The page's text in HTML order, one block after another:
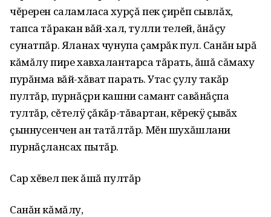
чĕререн саламласа хурçă пек çирĕп сывлăх,
тапса тăракан вăй-хал, тулли телей, ăнăçу
сунатпăр. Яланах чунупа çамрăк пул. Санăн ырă
кăмăлу пире хавхалантарса тăрать, ăшă сăмаху
пурăнма вăй-хăват парать. Утас çулу такăр
пултăр, пурнăçри кашни самант савăнăçпа
тултăр, сĕтелÿ çăкăр-тăвартан, кĕрекÿ çывăх
çыннусенчен ан татăлтăр. Мĕн шухăшлани
пурнăçлансах пытăр.
Сар хĕвел пек ăшă пултăр
Санăн кăмăлу,